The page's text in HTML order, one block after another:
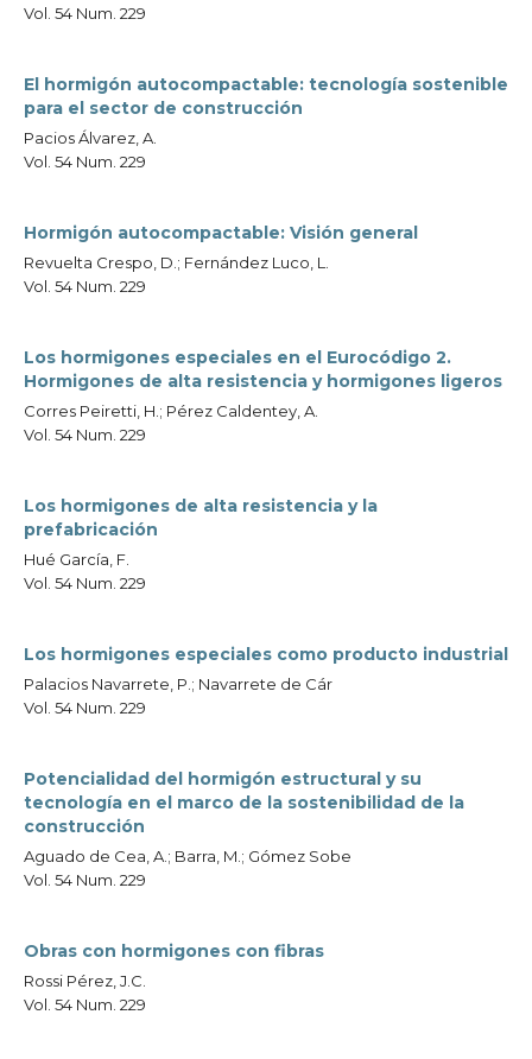
Vol. 54 Num. 229
El hormigón autocompactable: tecnología sostenible
para el sector de construcción
Pacios Álvarez, A.
Vol. 54 Num. 229
Hormigón autocompactable: Visión general
Revuelta Crespo, D.; Fernández Luco, L.
Vol. 54 Num. 229
Los hormigones especiales en el Eurocódigo 2.
Hormigones de alta resistencia y hormigones ligeros
Corres Peiretti, H.; Pérez Caldentey, A.
Vol. 54 Num. 229
Los hormigones de alta resistencia y la
prefabricación
Hué García, F.
Vol. 54 Num. 229
Los hormigones especiales como producto industrial
Palacios Navarrete, P.; Navarrete de Cár
Vol. 54 Num. 229
Potencialidad del hormigón estructural y su
tecnología en el marco de la sostenibilidad de la
construcción
Aguado de Cea, A.; Barra, M.; Gómez Sobe
Vol. 54 Num. 229
Obras con hormigones con fibras
Rossi Pérez, J.C.
Vol. 54 Num. 229